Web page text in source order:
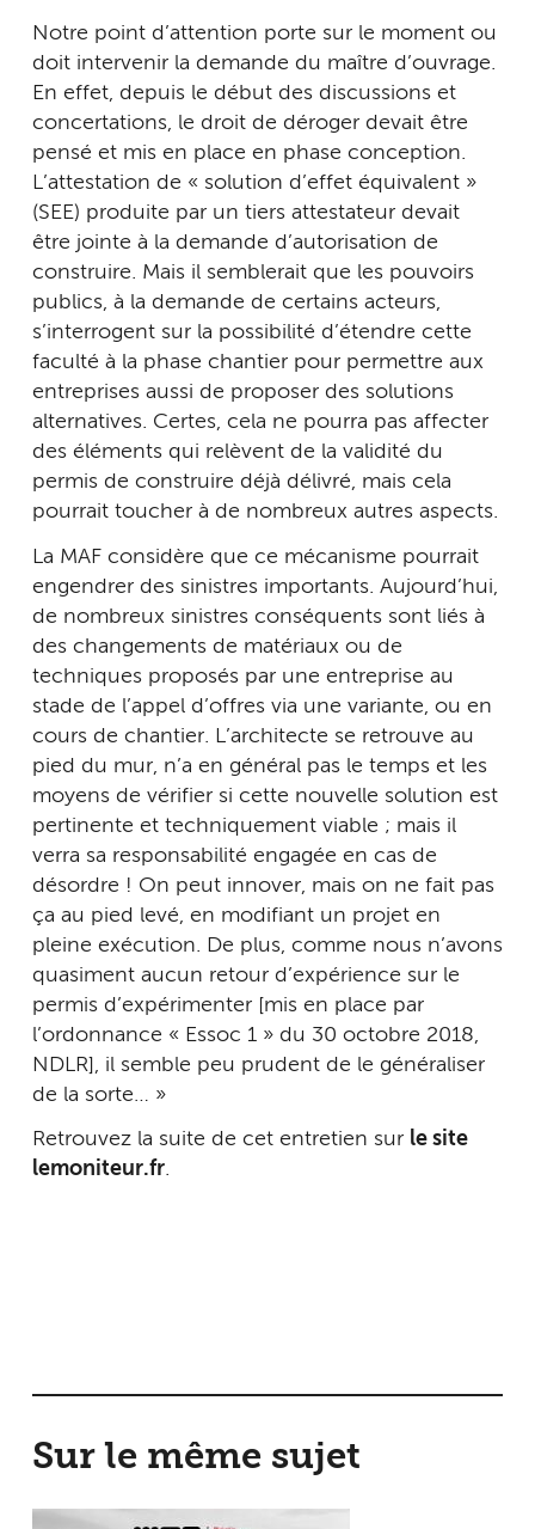
Notre point d’attention porte sur le moment ou
doit intervenir la demande du maître d’ouvrage.
En effet, depuis le début des discussions et
concertations, le droit de déroger devait être
pensé et mis en place en phase conception.
L’attestation de « solution d’effet équivalent »
(SEE) produite par un tiers attestateur devait
être jointe à la demande d’autorisation de
construire. Mais il semblerait que les pouvoirs
publics, à la demande de certains acteurs,
s’interrogent sur la possibilité d’étendre cette
faculté à la phase chantier pour permettre aux
entreprises aussi de proposer des solutions
alternatives. Certes, cela ne pourra pas affecter
des éléments qui relèvent de la validité du
permis de construire déjà délivré, mais cela
pourrait toucher à de nombreux autres aspects.
La MAF considère que ce mécanisme pourrait
engendrer des sinistres importants. Aujourd’hui,
de nombreux sinistres conséquents sont liés à
des changements de matériaux ou de
techniques proposés par une entreprise au
stade de l’appel d’offres via une variante, ou en
cours de chantier. L’architecte se retrouve au
pied du mur, n’a en général pas le temps et les
moyens de vérifier si cette nouvelle solution est
pertinente et techniquement viable ; mais il
verra sa responsabilité engagée en cas de
désordre ! On peut innover, mais on ne fait pas
ça au pied levé, en modifiant un projet en
pleine exécution. De plus, comme nous n’avons
quasiment aucun retour d’expérience sur le
permis d’expérimenter [mis en place par
l’ordonnance « Essoc 1 » du 30 octobre 2018,
NDLR], il semble peu prudent de le généraliser
de la sorte… »
Retrouvez la suite de cet entretien sur le site
lemoniteur.fr.
Sur le même sujet